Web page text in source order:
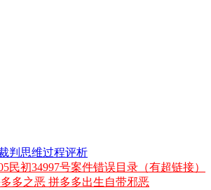
判思维过程评析
民初34997号案件错误目录（有超链接）
多之恶 拼多多出生自带邪恶